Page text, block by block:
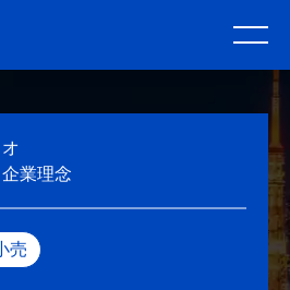
業理念
売